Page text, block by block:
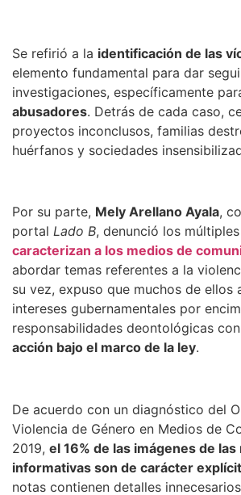
Se refirió a la identificación de las
elemento fundamental para dar
investigaciones, específicamente
abusadores. Detrás de cada caso,
proyectos inconclusos, familias
huérfanos y sociedades
Por su parte, Mely Arellano Ayala,
portal Lado B, denunció los múltiples
caracterizan a los medios de
abordar temas referentes a la
su vez, expuso que muchos de ellos
intereses gubernamentales por
responsabilidades deontológicas
acción bajo el marco de la ley.
De acuerdo con un diagnóstico del
Violencia de Género en Medios de
2019, el 16% de las imágenes de las
informativas son de carácter
notas contienen detalles